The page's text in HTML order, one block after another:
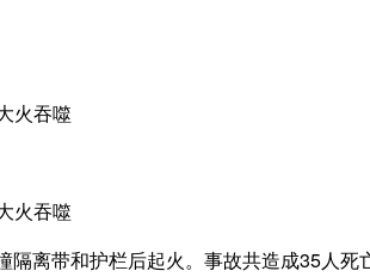
离带和护栏后起火。事故共造成35人死